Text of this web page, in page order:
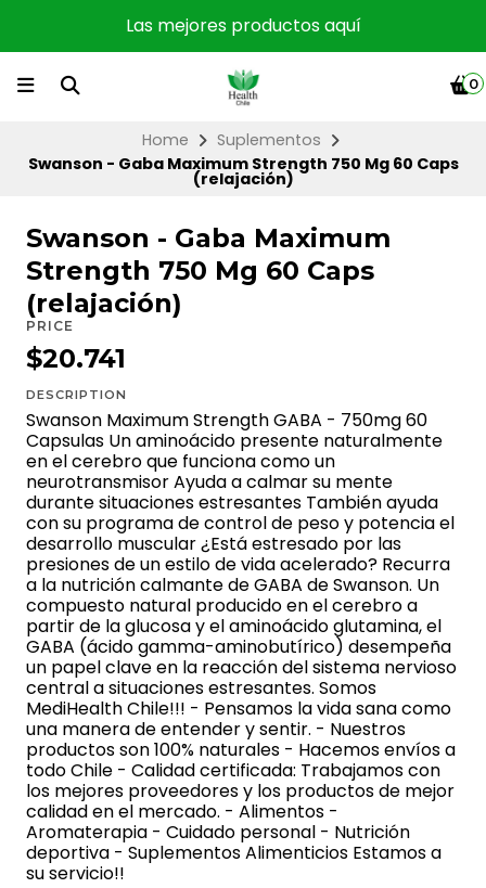
Las mejores productos aquí
0
Home
Suplementos
Swanson - Gaba Maximum Strength 750 Mg 60 Caps
(relajación)
Swanson - Gaba Maximum
Strength 750 Mg 60 Caps
(relajación)
PRICE
$20.741
DESCRIPTION
Swanson Maximum Strength GABA - 750mg 60
Capsulas Un aminoácido presente naturalmente
en el cerebro que funciona como un
neurotransmisor Ayuda a calmar su mente
durante situaciones estresantes También ayuda
con su programa de control de peso y potencia el
desarrollo muscular ¿Está estresado por las
presiones de un estilo de vida acelerado? Recurra
a la nutrición calmante de GABA de Swanson. Un
compuesto natural producido en el cerebro a
partir de la glucosa y el aminoácido glutamina, el
GABA (ácido gamma-aminobutírico) desempeña
un papel clave en la reacción del sistema nervioso
central a situaciones estresantes. Somos
MediHealth Chile!!! - Pensamos la vida sana como
una manera de entender y sentir. - Nuestros
productos son 100% naturales - Hacemos envíos a
todo Chile - Calidad certificada: Trabajamos con
los mejores proveedores y los productos de mejor
calidad en el mercado. - Alimentos -
Aromaterapia - Cuidado personal - Nutrición
deportiva - Suplementos Alimenticios Estamos a
su servicio!!